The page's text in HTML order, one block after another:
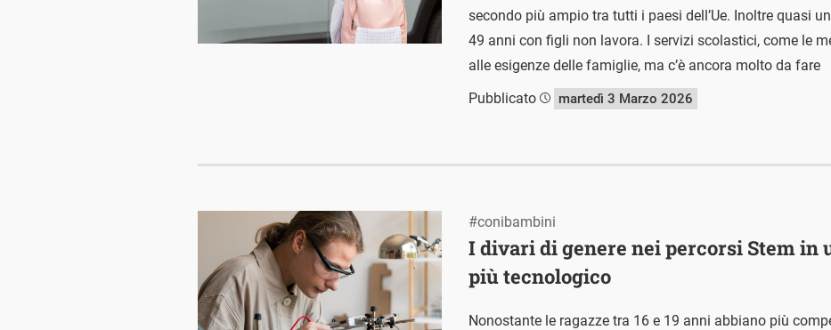
secondo più ampio tra tutti i paesi dell’Ue. Inoltre quasi
49 anni con figli non lavora. I servizi scolastici, come le
alle esigenze delle famiglie, ma c’è ancora molto da fare
Pubblicato
martedì 3 Marzo 2026
I divari di genere nei percorsi Stem in
più tecnologico
#conibambini
Nonostante le ragazze tra 16 e 19 anni abbiano più